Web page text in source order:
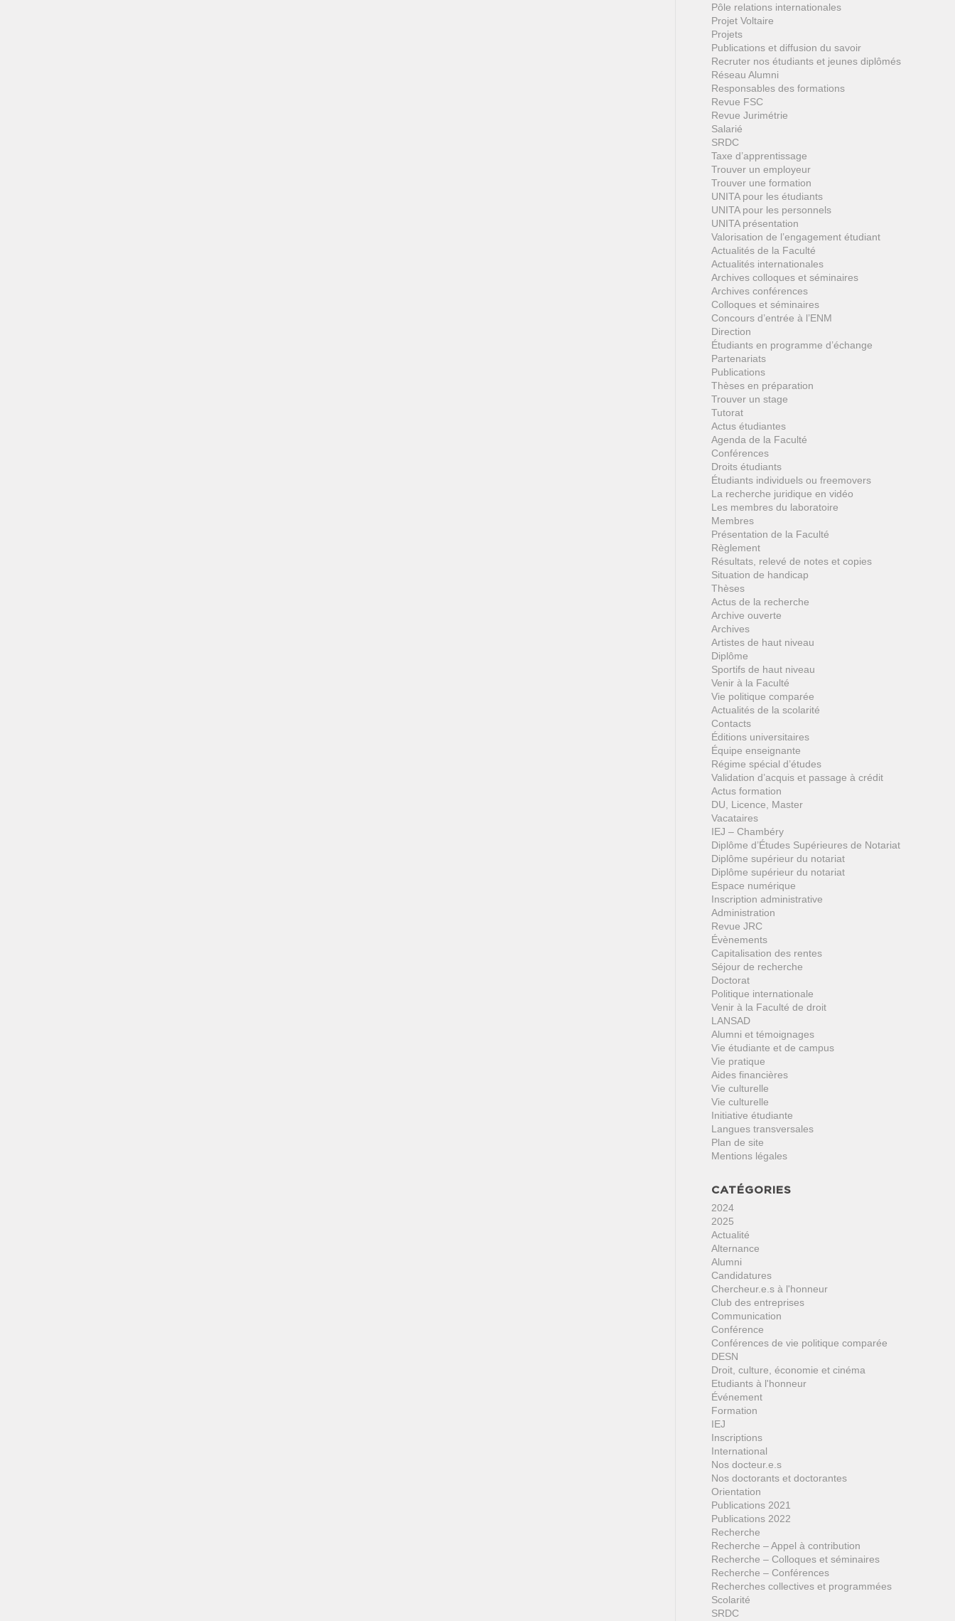
Pôle relations internationales
Projet Voltaire
Projets
Publications et diffusion du savoir
Recruter nos étudiants et jeunes diplômés
Réseau Alumni
Responsables des formations
Revue FSC
Revue Jurimétrie
Salarié
SRDC
Taxe d’apprentissage
Trouver un employeur
Trouver une formation
UNITA pour les étudiants
UNITA pour les personnels
UNITA présentation
Valorisation de l’engagement étudiant
Actualités de la Faculté
Actualités internationales
Archives colloques et séminaires
Archives conférences
Colloques et séminaires
Concours d’entrée à l’ENM
Direction
Étudiants en programme d’échange
Partenariats
Publications
Thèses en préparation
Trouver un stage
Tutorat
Actus étudiantes
Agenda de la Faculté
Conférences
Droits étudiants
Étudiants individuels ou freemovers
La recherche juridique en vidéo
Les membres du laboratoire
Membres
Présentation de la Faculté
Règlement
Résultats, relevé de notes et copies
Situation de handicap
Thèses
Actus de la recherche
Archive ouverte
Archives
Artistes de haut niveau
Diplôme
Sportifs de haut niveau
Venir à la Faculté
Vie politique comparée
Actualités de la scolarité
Contacts
Éditions universitaires
Équipe enseignante
Régime spécial d’études
Validation d’acquis et passage à crédit
Actus formation
DU, Licence, Master
Vacataires
IEJ – Chambéry
Diplôme d’Études Supérieures de Notariat
Diplôme supérieur du notariat
Diplôme supérieur du notariat
Espace numérique
Inscription administrative
Administration
Revue JRC
Évènements
Capitalisation des rentes
Séjour de recherche
Doctorat
Politique internationale
Venir à la Faculté de droit
LANSAD
Alumni et témoignages
Vie étudiante et de campus
Vie pratique
Aides financières
Vie culturelle
Vie culturelle
Initiative étudiante
Langues transversales
Plan de site
Mentions légales
CATÉGORIES
2024
2025
Actualité
Alternance
Alumni
Candidatures
Chercheur.e.s à l'honneur
Club des entreprises
Communication
Conférence
Conférences de vie politique comparée
DESN
Droit, culture, économie et cinéma
Etudiants à l'honneur
Événement
Formation
IEJ
Inscriptions
International
Nos docteur.e.s
Nos doctorants et doctorantes
Orientation
Publications 2021
Publications 2022
Recherche
Recherche – Appel à contribution
Recherche – Colloques et séminaires
Recherche – Conférences
Recherches collectives et programmées
Scolarité
SRDC